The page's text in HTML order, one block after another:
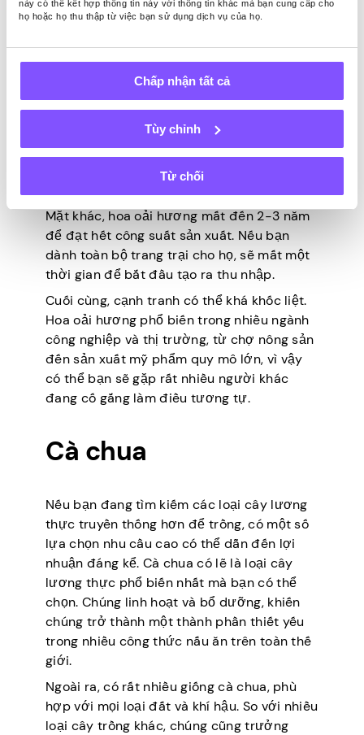
này có thể kết hợp thông tin này với thông tin khác mà bạn cung cấp cho
họ hoặc họ thu thập từ việc bạn sử dụng dịch vụ của họ.
Chấp nhận tất cả
Tùy chỉnh
Từ chối
Hoa oải hương là một trong những loại cây
đặc sản có lợi nhuận cao nhất mà bạn có
thể trồng trong trang trại rộng 40 mẫu Anh
của mình. Nó yêu cầu rất ít bảo dưỡng và
có thể được thu hoạch hàng năm.
Ngoài ra, hoa oải hương có khả năng chịu
hạn và chống sâu bệnh, giúp trồng thành
Mặt khác, hoa oải hương mất đến 2-3 năm
để đạt hết công suất sản xuất. Nếu bạn
dành toàn bộ trang trại cho họ, sẽ mất một
thời gian để bắt đầu tạo ra thu nhập.
Cuối cùng, cạnh tranh có thể khá khốc liệt.
Hoa oải hương phổ biến trong nhiều ngành
công nghiệp và thị trường, từ chợ nông sản
đến sản xuất mỹ phẩm quy mô lớn, vì vậy
có thể bạn sẽ gặp rất nhiều người khác
đang cố gắng làm điều tương tự.
Cà chua
Nếu bạn đang tìm kiếm các loại cây lương
thực truyền thống hơn để trồng, có một số
lựa chọn nhu cầu cao có thể dẫn đến lợi
nhuận đáng kể. Cà chua có lẽ là loại cây
lương thực phổ biến nhất mà bạn có thể
chọn. Chúng linh hoạt và bổ dưỡng, khiến
chúng trở thành một thành phần thiết yếu
trong nhiều công thức nấu ăn trên toàn thế
giới.
Ngoài ra, có rất nhiều giống cà chua, phù
hợp với mọi loại đất và khí hậu. So với nhiều
loại cây trồng khác, chúng cũng trưởng